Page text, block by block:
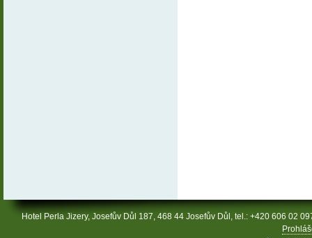
Hotel Perla Jizery, Josefův Důl 187, 468 44 Josefův Důl, tel.: +420 606 02